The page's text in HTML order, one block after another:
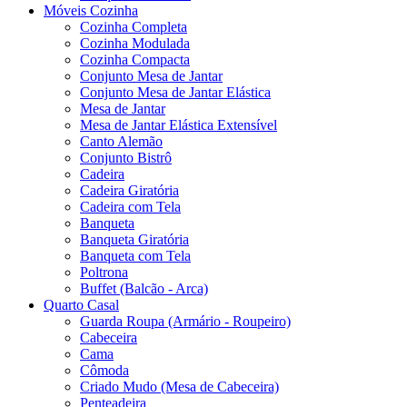
Móveis Cozinha
Cozinha Completa
Cozinha Modulada
Cozinha Compacta
Conjunto Mesa de Jantar
Conjunto Mesa de Jantar Elástica
Mesa de Jantar
Mesa de Jantar Elástica Extensível
Canto Alemão
Conjunto Bistrô
Cadeira
Cadeira Giratória
Cadeira com Tela
Banqueta
Banqueta Giratória
Banqueta com Tela
Poltrona
Buffet (Balcão - Arca)
Quarto Casal
Guarda Roupa (Armário - Roupeiro)
Cabeceira
Cama
Cômoda
Criado Mudo (Mesa de Cabeceira)
Penteadeira